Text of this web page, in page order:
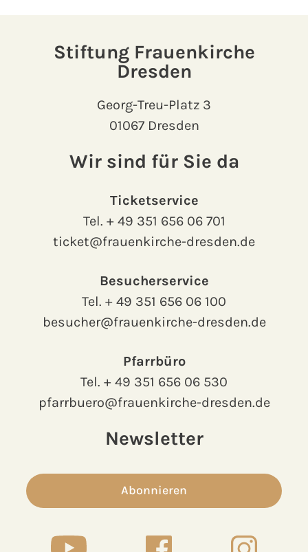
Stiftung Frauenkirche
Dresden
Georg-Treu-Platz 3
01067 Dresden
Wir sind für Sie da
Ticketservice
Tel. + 49 351 656 06 701
ticket@frauenkirche-dresden.de
Besucherservice
Tel. + 49 351 656 06 100
besucher@frauenkirche-dresden.de
Pfarrbüro
Tel. + 49 351 656 06 530
pfarrbuero@frauenkirche-dresden.de
Newsletter
Abonnieren